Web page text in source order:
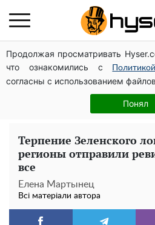
Продолжая просматривать
что ознакомились с
согласны с использованием
Понял
Дрони із націнкою: Олександр
мільйони оборонного бюджету
Естонії
Гола Олена Тополя у цікавих
щелепи: злив відео – було
Терпение Зеленского
регионы отправили
все
Елена Мартынец
Всі матеріали автора